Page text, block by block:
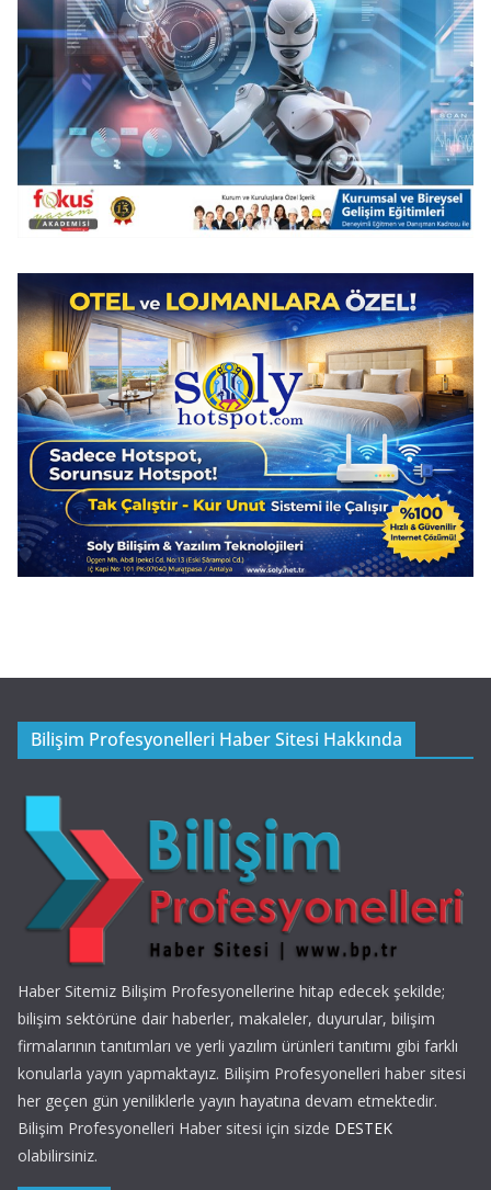
Bilişim Profesyonelleri Haber Sitesi Hakkında
Haber Sitemiz Bilişim Profesyonellerine hitap edecek şekilde;
bilişim sektörüne dair haberler, makaleler, duyurular, bilişim
firmalarının tanıtımları ve yerli yazılım ürünleri tanıtımı gibi farklı
konularla yayın yapmaktayız. Bilişim Profesyonelleri haber sitesi
her geçen gün yeniliklerle yayın hayatına devam etmektedir.
Bilişim Profesyonelleri Haber sitesi için sizde DESTEK
olabilirsiniz.